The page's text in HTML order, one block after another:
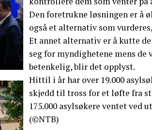
Den foretrukne løsningen er å
også et alternativ som
Et annet alternativ er å kutte
seg for myndighetene mens
betenkelig, blir det opplyst.
Hittil i år har over 19.000
skjedd til tross for et løfte fra
175.000 asylsøkere ventet ved
(©NTB)